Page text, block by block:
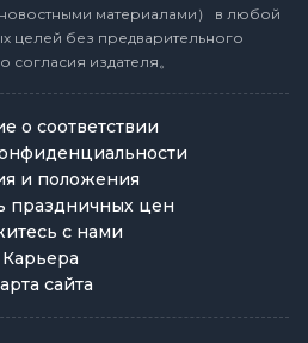
материалами） в любой
целей без предварительного
согласия издателя。
о соответствии
и положения
праздничных цен
с нами
Карьера
сайта